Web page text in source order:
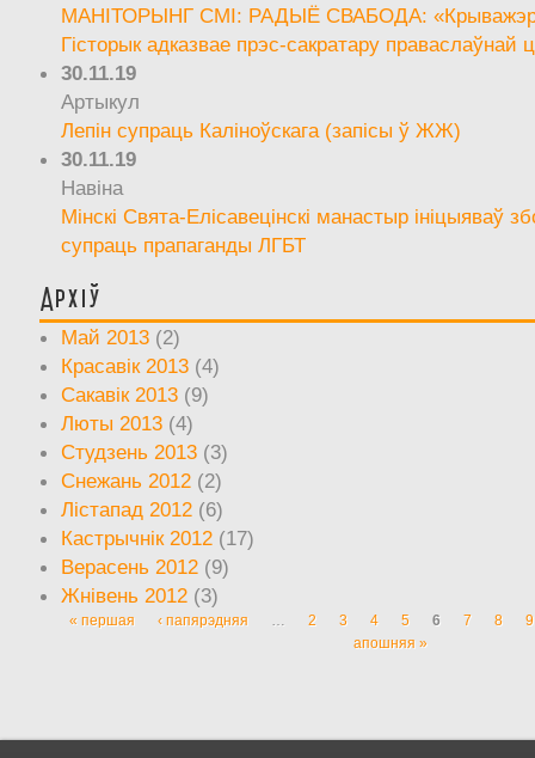
МАНІТОРЫНГ СМІ: РАДЫЁ СВАБОДА:
Гісторык адказвае прэс-сакратару праваслаўнай
30.11.19
Артыкул
Лепін супраць Каліноўскага (запісы ў ЖЖ)
30.11.19
Навіна
Мінскі Свята-Елісавецінскі манастыр ініцыяваў
супраць прапаганды ЛГБТ
Архіў
Май 2013 (2)
Красавік 2013 (4)
Сакавік 2013 (9)
Люты 2013 (4)
Студзень 2013 (3)
Снежань 2012 (2)
Лістапад 2012 (6)
Кастрычнік 2012 (17)
Верасень 2012 (9)
Жнівень 2012 (3)
Старонкі
« першая ‹ папярэдняя … 2 3 4 5 6 7 8
9
апошняя »